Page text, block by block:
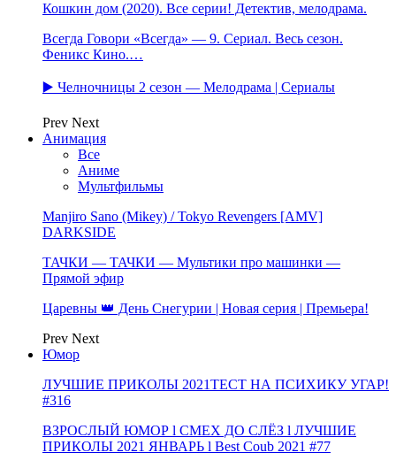
Кошкин дом (2020). Все серии! Детектив, мелодрама.
Всегда Говори «Всегда» — 9. Сериал. Весь сезон.
Феникс Кино.…
▶️ Челночницы 2 сезон — Мелодрама | Сериалы
Prev Next
Анимация
Все
Аниме
Мультфильмы
Manjiro Sano (Mikey) / Tokyo Revengers [AMV]
DARKSIDE
ТАЧКИ — ТАЧКИ — Мультики про машинки —
Прямой эфир
Царевны 👑 День Снегурии | Новая серия | Премьера!
Prev Next
Юмор
ЛУЧШИЕ ПРИКОЛЫ 2021ТЕСТ НА ПСИХИКУ УГАР!
#316
ВЗРОСЛЫЙ ЮМОР l СМЕХ ДО СЛЁЗ l ЛУЧШИЕ
ПРИКОЛЫ 2021 ЯНВАРЬ l Best Coub 2021 #77